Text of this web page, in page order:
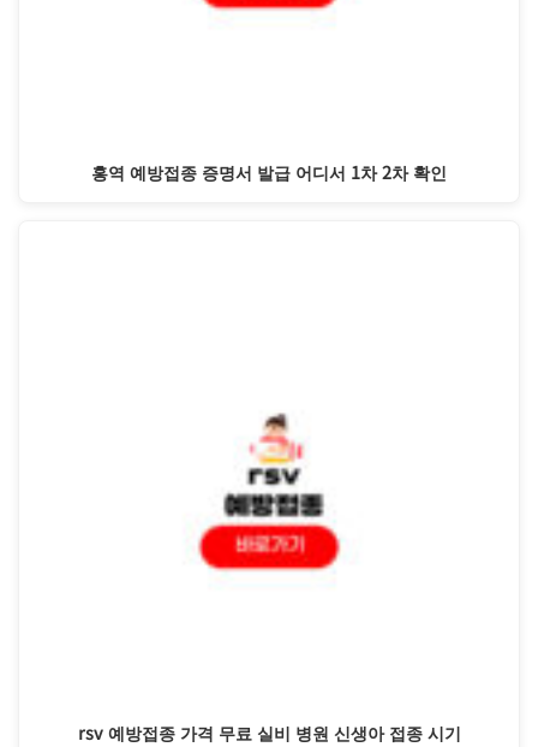
홍역 예방접종 증명서 발급 어디서 1차 2차 확인
rsv 예방접종 가격 무료 실비 병원 신생아 접종 시기